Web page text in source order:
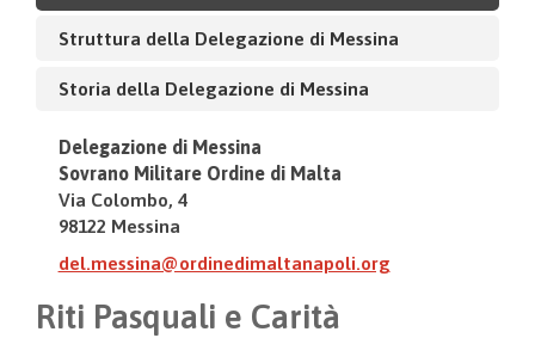
Struttura della Delegazione di Messina
Storia della Delegazione di Messina
Delegazione di Messina
Sovrano Militare Ordine di Malta
Via Colombo, 4
98122 Messina
del.messina@ordinedimaltanapoli.org
Riti Pasquali e Carità